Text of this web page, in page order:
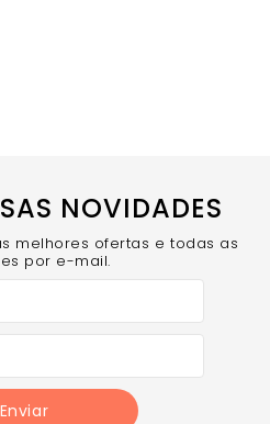
NOVIDADES
melhores ofertas e todas as
por e-mail.
Enviar